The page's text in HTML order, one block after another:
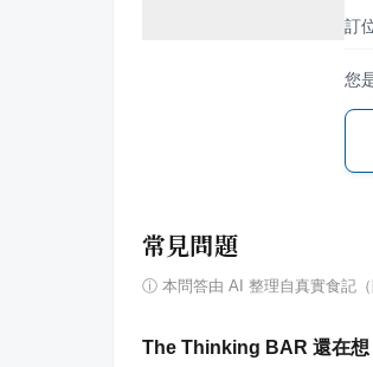
訂
您
常見問題
ⓘ 本問答由 AI 整理自真實食記（
The Thinking BAR 還在想